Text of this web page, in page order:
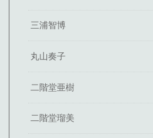
三浦智博
丸山奏子
二階堂亜樹
二階堂瑠美